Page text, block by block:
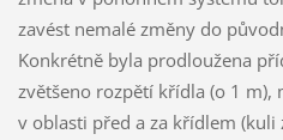
zavést nemalé změny do
Konkrétně byla prodloužena
zvětšeno rozpětí křídla (o 1
v oblasti před a za křídlem (kuli